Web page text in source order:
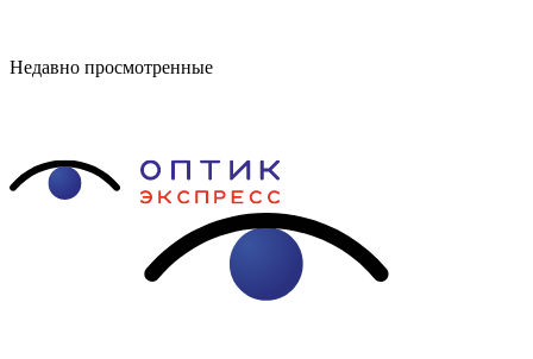
Недавно просмотренные